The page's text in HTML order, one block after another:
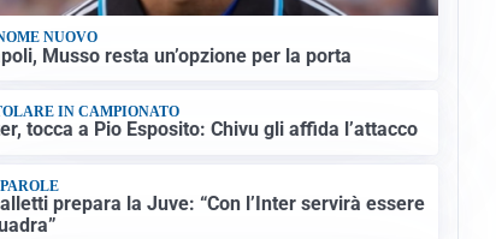
NUOVO
Musso resta un’opzione per la porta
IN CAMPIONATO
tocca a Pio Esposito: Chivu gli affida l’attacco
prepara la Juve: “Con l’Inter servirà essere